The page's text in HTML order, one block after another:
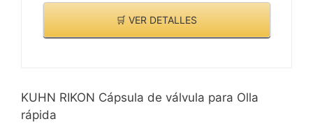
🛒 VER DETALLES
KUHN RIKON Cápsula de válvula para Olla
rápida